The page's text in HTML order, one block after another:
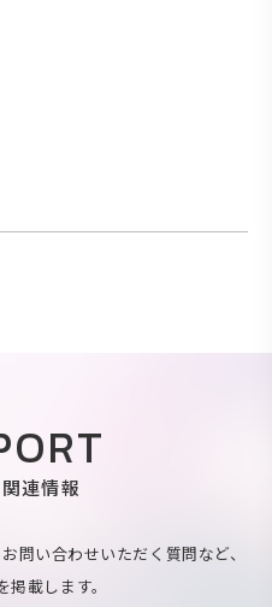
連情報
問い合わせいただく質問など、
載します。